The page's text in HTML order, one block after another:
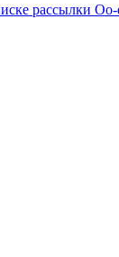
рассылки Oo-